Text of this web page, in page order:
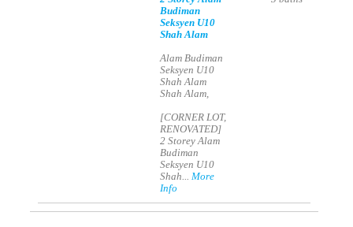
Budiman
Seksyen U10
Shah Alam
Alam Budiman
Seksyen U10
Shah Alam
Shah Alam,
[CORNER LOT,
RENOVATED]
2 Storey Alam
Budiman
Seksyen U10
Shah...More
Info